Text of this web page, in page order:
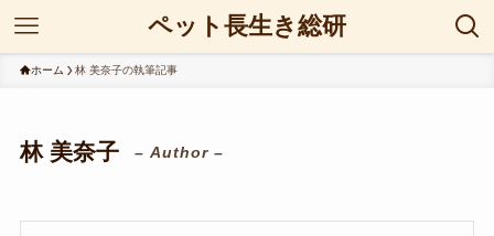
ペット長生き総研
ホーム 林 美奈子の執筆記事
林 美奈子 – Author –